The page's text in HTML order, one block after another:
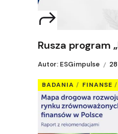
Rusza program
Autor: ESGimpulse
BADANIA FINANSE